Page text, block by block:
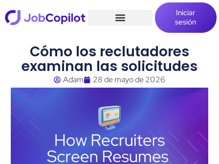
Iniciar
sesión
Cómo los reclutadores
examinan las solicitudes
Adam 28 de mayo de 2026